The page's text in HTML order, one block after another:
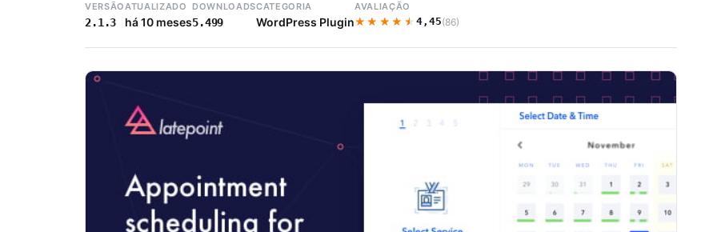
VERSÃO
2.1.3
ATUALIZADO
há 10 meses
DOWNLOADS
5.499
CATEGORIA
WordPress Plugin
AVALIAÇÃO
★★★★★
★★★★★4,45(86)